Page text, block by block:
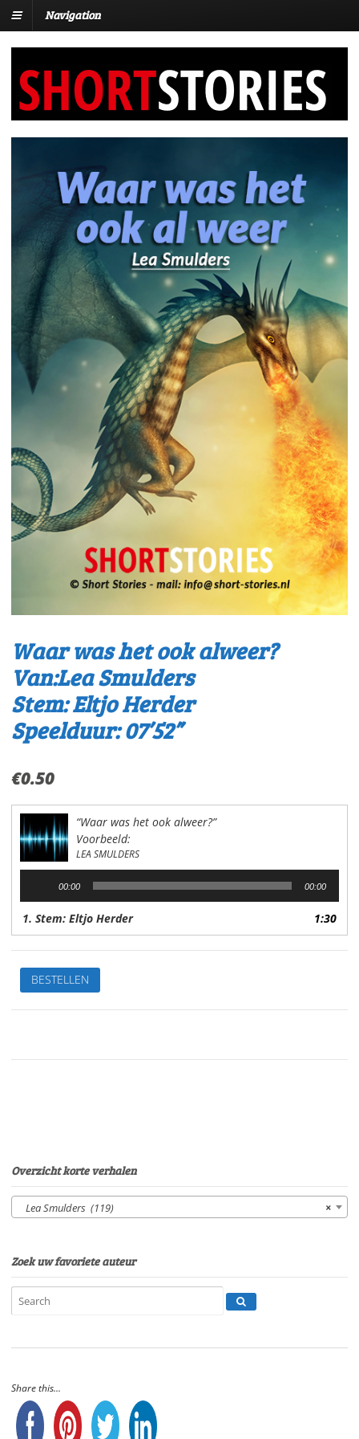
Navigation
Waar was het ook alweer?
Van:Lea Smulders
Stem: Eltjo Herder
Speelduur: 07’52”
€0.50
“Waar was het ook alweer?”
Voorbeeld:
LEA SMULDERS
00:00 00:00
1. Stem: Eltjo Herder 1:30
Waar
was
het
Van:Lea
BESTELLEN
Overzicht korte verhalen
×
Lea Smulders (119)
Zoek uw favoriete auteur
Share this...